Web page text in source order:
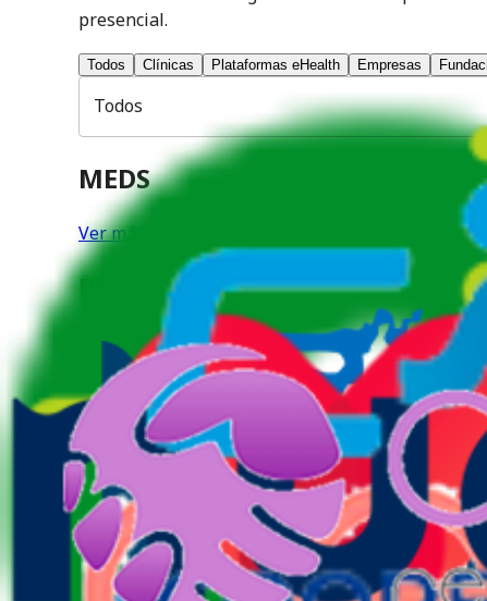
presencial.
Todos Clínicas Plataformas eHealth Empresas
Todos
MEDS
Ver más
RedGesam
Ver más
BaroClinic
Ver más
Endoplus
Ver más